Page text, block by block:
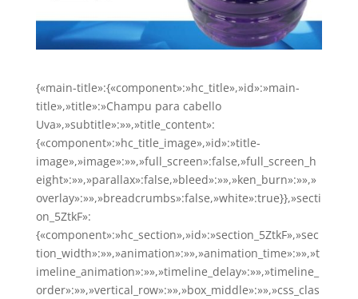
{«main-title»:{«component»:»hc_title»,»id»:»main-
title»,»title»:»Champu para cabello
Uva»,»subtitle»:»»,»title_content»:
{«component»:»hc_title_image»,»id»:»title-
image»,»image»:»»,»full_screen»:false,»full_screen_h
eight»:»»,»parallax»:false,»bleed»:»»,»ken_burn»:»»,»
overlay»:»»,»breadcrumbs»:false,»white»:true}},»secti
on_5ZtkF»:
{«component»:»hc_section»,»id»:»section_5ZtkF»,»sec
tion_width»:»»,»animation»:»»,»animation_time»:»»,»t
imeline_animation»:»»,»timeline_delay»:»»,»timeline_
order»:»»,»vertical_row»:»»,»box_middle»:»»,»css_clas